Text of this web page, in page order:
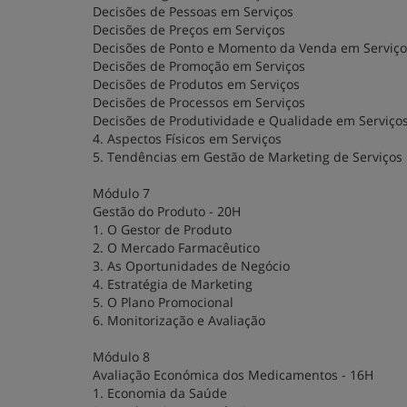
Decisões de Pessoas em Serviços
Decisões de Preços em Serviços
Decisões de Ponto e Momento da Venda em
Decisões de Promoção em Serviços
Decisões de Produtos em Serviços
Decisões de Processos em Serviços
Decisões de Produtividade e Qualidade em
4. Aspectos Físicos em Serviços
5. Tendências em Gestão de Marketing de Serviços
Módulo 7
Gestão do Produto - 20H
1. O Gestor de Produto
2. O Mercado Farmacêutico
3. As Oportunidades de Negócio
4. Estratégia de Marketing
5. O Plano Promocional
6. Monitorização e Avaliação
Módulo 8
Avaliação Económica dos Medicamentos - 16H
1. Economia da Saúde